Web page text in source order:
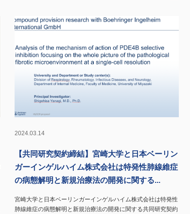
2024.03.14
【共同研究契約締結】宮崎大学と日本ベーリン
ガーインゲルハイム株式会社は特発性肺線維症
の病態解明と新規治療法の開発に関する...
宮崎大学と日本ベーリンガーインゲルハイム株式会社は特発性
肺線維症の病態解明と新規治療法の開発に関する共同研究契約